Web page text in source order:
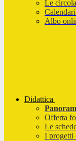
Le
Albo
Didattica
Offerta
Le
I progetti